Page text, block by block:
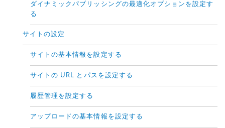
ダイナミックパブリッシングの最適化オプションを設定す
る
サイトの設定
サイトの基本情報を設定する
サイトの URL とパスを設定する
履歴管理を設定する
アップロードの基本情報を設定する